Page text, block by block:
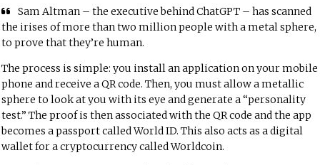
Sam Altman – the executive behind ChatGPT – has scanned
the irises of more than two million people with a metal sphere,
to prove that they’re human.
The process is simple: you install an application on your mobile
phone and receive aQR code. Then, you must allow a metallic
sphere to look at you with its eye and generate a “personality
test.” The proof is then associated with theQR code and the app
becomes a passport called World ID. This also acts as a digital
wallet for a cryptocurrency called Worldcoin.